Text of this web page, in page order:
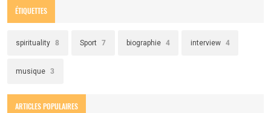
ÉTIQUETTES
spirituality 8 Sport 7 biographie 4 interview 4
musique 3
ARTICLES POPULAIRES